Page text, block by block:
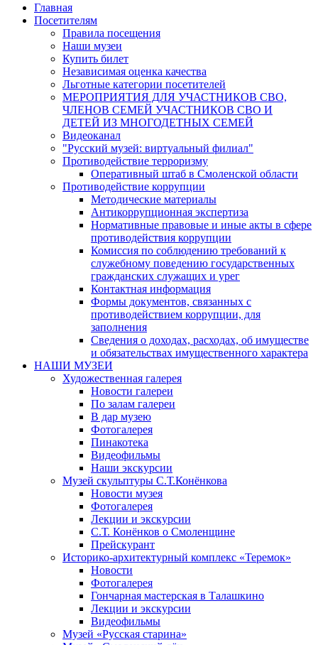
Главная
Посетителям
Правила посещения
Наши музеи
Купить билет
Независимая оценка качества
Льготные категории посетителей
МЕРОПРИЯТИЯ ДЛЯ УЧАСТНИКОВ СВО,
ЧЛЕНОВ СЕМЕЙ УЧАСТНИКОВ СВО И
ДЕТЕЙ ИЗ МНОГОДЕТНЫХ СЕМЕЙ
Видеоканал
"Русский музей: виртуальный филиал"
Противодействие терроризму
Оперативный штаб в Смоленской области
Противодействие коррупции
Методические материалы
Антикоррупционная экспертиза
Нормативные правовые и иные акты в сфере
противодействия коррупции
Комиссия по соблюдению требований к
служебному поведению государственных
гражданских служащих и урег
Контактная информация
Формы документов, связанных с
противодействием коррупции, для
заполнения
Сведения о доходах, расходах, об имуществе
и обязательствах имущественного характера
НАШИ МУЗЕИ
Художественная галерея
Новости галереи
По залам галереи
В дар музею
Фотогалерея
Пинакотека
Видеофильмы
Наши экскурсии
Музей скульптуры С.Т.Конёнкова
Новости музея
Фотогалерея
Лекции и экскурсии
С.Т. Конёнков о Смоленщине
Прейскурант
Историко-архитектурный комплекс «Теремок»
Новости
Фотогалерея
Гончарная мастерская в Талашкино
Лекции и экскурсии
Видеофильмы
Музей «Русская старина»